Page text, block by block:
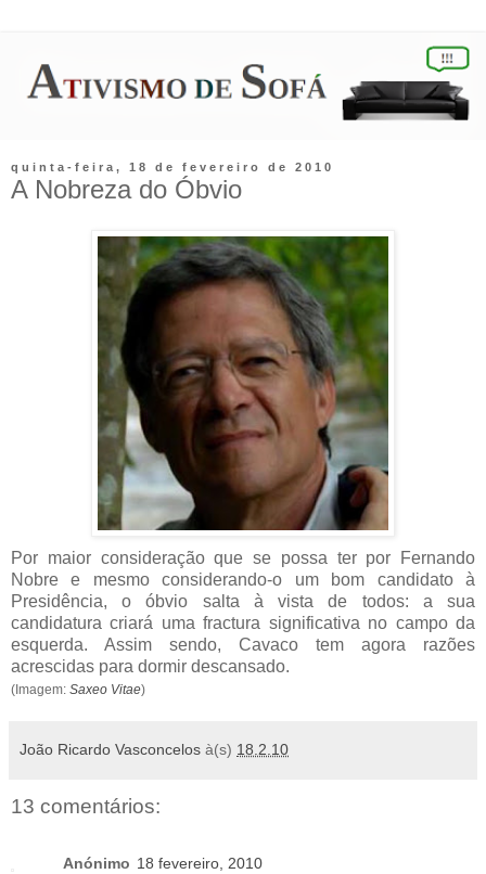
quinta-feira, 18 de fevereiro de 2010
A Nobreza do Óbvio
Por maior consideração que se possa ter por Fernando
Nobre e mesmo considerando-o um bom candidato à
Presidência, o óbvio salta à vista de todos: a sua
candidatura criará uma fractura significativa no campo da
esquerda. Assim sendo, Cavaco tem agora razões
acrescidas para dormir descansado.
(Imagem: Saxeo Vitae)
João Ricardo Vasconcelos à(s) 18.2.10
13 comentários:
Anónimo 18 fevereiro, 2010